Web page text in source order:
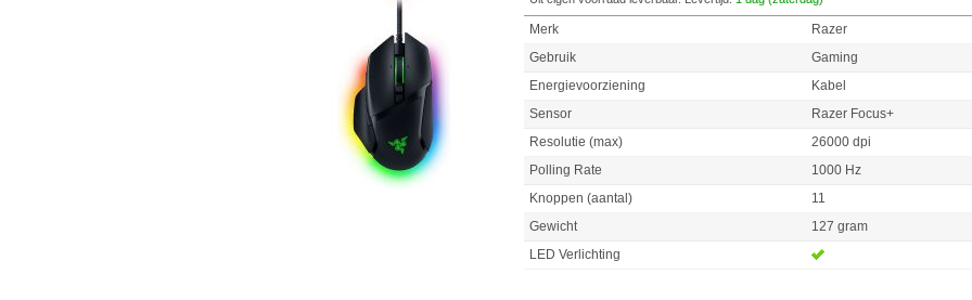
Merk
Razer
Gebruik
Gaming
Energievoorziening
Kabel
Sensor
Razer Focus+
Resolutie (max)
26000 dpi
Polling Rate
1000 Hz
Knoppen (aantal)
11
Gewicht
127 gram
LED Verlichting